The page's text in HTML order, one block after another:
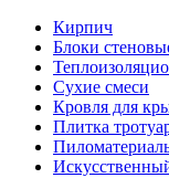
Кирпич
Блоки
Сухие смеси
Кровля для
Плитка